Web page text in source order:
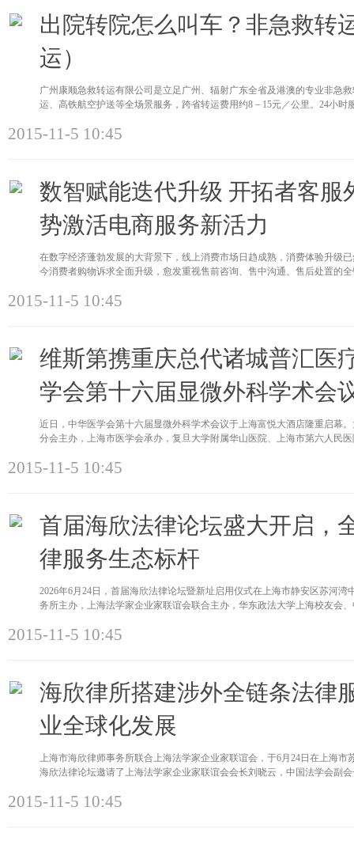
出院转院怎么叫车？非急救转
运）
广州康顺急救转运有限公司是立足广州、辐射广东全省及港澳的专业非急
运、高铁航空护送等全场景服务，跨省转运费用约8－15元／公里。24小时
2015-11-5 10:45
数智赋能迭代升级 开拓者客服
势激活电商服务新活力
在数字经济蓬勃发展的大背景下，线上消费市场日趋成熟，消费体验升级
今消费者购物诉求全面升级，愈发重视售前咨询、售中沟通、售后处置的
2015-11-5 10:45
维斯第携重庆总代诸城普汇医
学会第十六届显微外科学术会
近日，中华医学会第十六届显微外科学术会议于上海富悦大酒店隆重启幕
分会主办，上海市医学会承办，复旦大学附属华山医院、上海市第六人民
2015-11-5 10:45
首届海欣法律论坛盛大开启，
律服务生态标杆
2026年6月24日，首届海欣法律论坛暨新址启用仪式在上海市静安区苏河
务所主办，上海法学家企业家联谊会联合主办，华东政法大学上海校友会
2015-11-5 10:45
海欣律所搭建涉外全链条法律
业全球化发展
上海市海欣律师事务所联合上海法学家企业家联谊会，于6月24日在上海
海欣法律论坛邀请了上海法学家企业家联谊会会长刘晓云，中国法学会副
2015-11-5 10:45